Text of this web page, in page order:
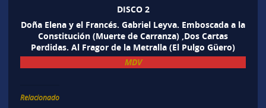
DISCO 2
Doña Elena y el Francés. Gabriel Leyva. Emboscada a la
Constitución (Muerte de Carranza) ,Dos Cartas
Perdidas. Al Fragor de la Metralla (El Pulgo Güero)
MDV
Relacionado